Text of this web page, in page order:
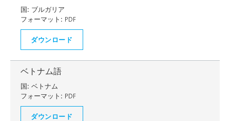
国: ブルガリア
フォーマット: PDF
ダウンロード
ベトナム語
国: ベトナム
フォーマット: PDF
ダウンロード